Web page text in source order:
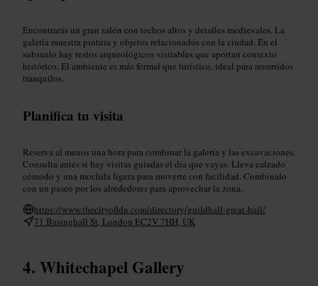
Encontrarás un gran salón con techos altos y detalles medievales. La
galería muestra pintura y objetos relacionados con la ciudad. En el
subsuelo hay restos arqueológicos visitables que aportan contexto
histórico. El ambiente es más formal que turístico, ideal para recorridos
tranquilos.
Planifica tu visita
Reserva al menos una hora para combinar la galería y las excavaciones.
Consulta antes si hay visitas guiadas el día que vayas. Lleva calzado
cómodo y una mochila ligera para moverte con facilidad. Combínalo
con un paseo por los alrededores para aprovechar la zona.
https://www.thecityofldn.com/directory/guildhall-great-hall/
71 Basinghall St, London EC2V 7HH, UK
Whitechapel Gallery